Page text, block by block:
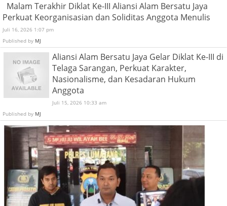
Malam Terakhir Diklat Ke-III Aliansi Alam Bersatu Jaya
Perkuat Keorganisasian dan Soliditas Anggota Menulis
Juli 16, 2026 1:07 pm
Published by MJ
Aliansi Alam Bersatu Jaya Gelar Diklat Ke-III di
Telaga Sarangan, Perkuat Karakter,
Nasionalisme, dan Kesadaran Hukum
Anggota
Juli 15, 2026 10:33 am
Published by MJ